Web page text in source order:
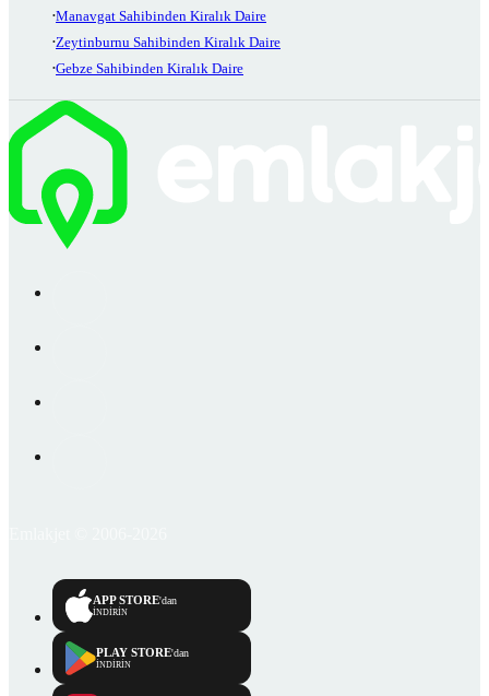
Manavgat Sahibinden Kiralık Daire
Zeytinburnu Sahibinden Kiralık Daire
Gebze Sahibinden Kiralık Daire
APP STORE'dan
İNDİRİN
PLAY STORE'dan
İNDİRİN